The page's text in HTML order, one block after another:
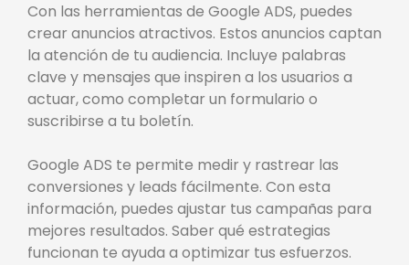
Con las herramientas de Google ADS, puedes
crear anuncios atractivos. Estos anuncios captan
la atención de tu audiencia. Incluye palabras
clave y mensajes que inspiren a los usuarios a
actuar, como completar un formulario o
suscribirse a tu boletín.
Google ADS te permite medir y rastrear las
conversiones y leads fácilmente. Con esta
información, puedes ajustar tus campañas para
mejores resultados. Saber qué estrategias
funcionan te ayuda a optimizar tus esfuerzos.